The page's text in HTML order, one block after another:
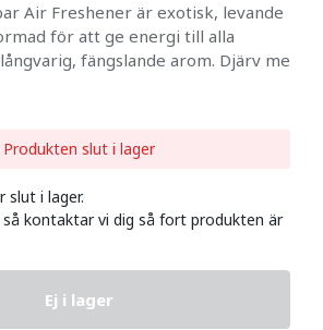
Air Freshener är exotisk, levande
för att ge energi till alla
fängslande arom. Djärv me
Produkten slut i lager
slut i lager.
så kontaktar vi dig så fort produkten är
Ej i lager